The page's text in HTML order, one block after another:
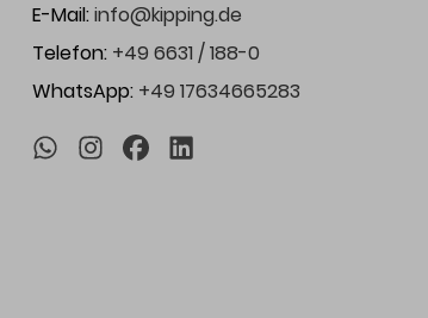
E-Mail:info@kipping.de
Telefon: +49 6631 / 188-0
WhatsApp: +49 17634665283